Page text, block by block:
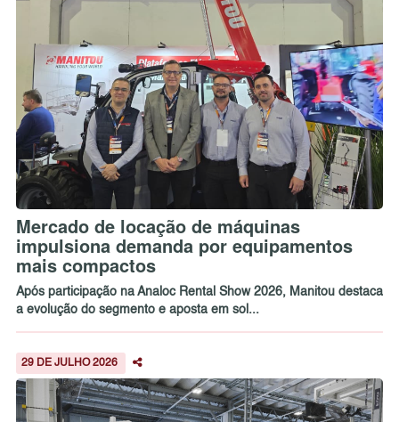
Mercado de locação de máquinas
impulsiona demanda por equipamentos
mais compactos
Após participação na Analoc Rental Show 2026, Manitou destaca
a evolução do segmento e aposta em sol...
29 DE JULHO 2026